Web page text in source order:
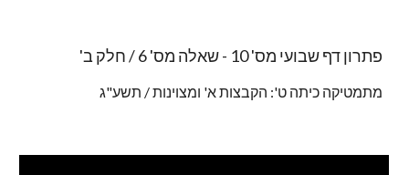
פתרון דף שבועי מס' 10 - שאלה מס' 6 / חלק ב'
מתמטיקה כיתה ט': הקבצות א' ומצוינות / תשע"ג